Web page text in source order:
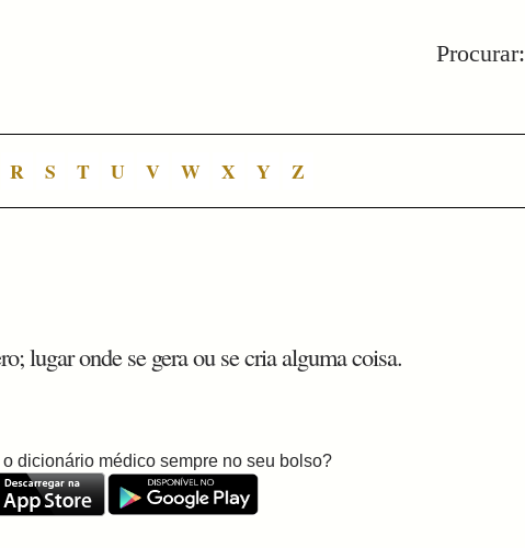
Procurar:
R S T U V W X Y Z
lugar onde se gera ou se cria alguma coisa.
dicionário médico sempre no seu bolso?